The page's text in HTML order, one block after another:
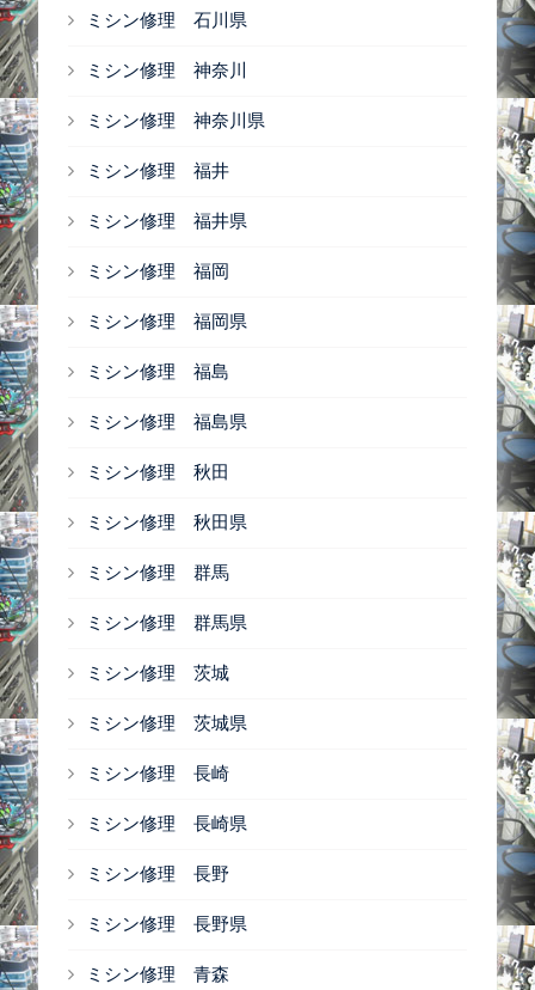
ミシン修理 石川県
ミシン修理 神奈川
ミシン修理 神奈川県
ミシン修理 福井
ミシン修理 福井県
ミシン修理 福岡
ミシン修理 福岡県
ミシン修理 福島
ミシン修理 福島県
ミシン修理 秋田
ミシン修理 秋田県
ミシン修理 群馬
ミシン修理 群馬県
ミシン修理 茨城
ミシン修理 茨城県
ミシン修理 長崎
ミシン修理 長崎県
ミシン修理 長野
ミシン修理 長野県
ミシン修理 青森